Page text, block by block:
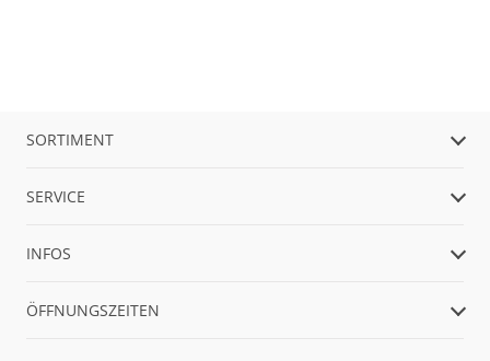
SORTIMENT
SERVICE
INFOS
ÖFFNUNGSZEITEN